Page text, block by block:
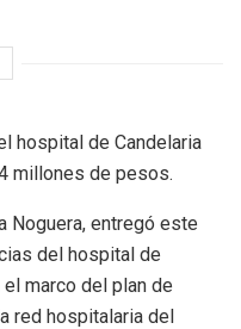
hospital de Candelaria
millones de pesos.
Noguera, entregó este
del hospital de
el marco del plan de
red hospitalaria del